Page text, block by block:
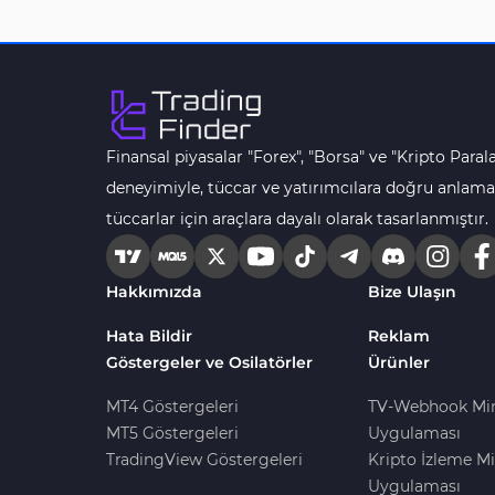
15
Pivot and Fraktallar MT4
Göstergeleri
Para Birimi Gücü MT4
Göstergeleri
Intraday MT4 Göstergeleri 344
MetaTrader 4’te
DrawdownGöstergeleri
Göstergeleri
Akıllı Para MT4 Göstergeleri
Destek ve Direnç MT4
Finansal piyasalar "Forex", "Borsa" ve "Kripto
deneyimiyle, tüccar ve yatırımcılara doğru
tüccarlar için araçlara dayalı olarak tasarlanmıştır.
Hakkımızda Bize Ulaşın
Hata Bildir Reklam
Göstergeler ve Osilatörler
MT4 Göstergeleri
MT5 Göstergeleri
TradingView Göstergeleri
Ürünler
TV-Webhook
Uygulaması
Kripto İzleme
Uygulaması